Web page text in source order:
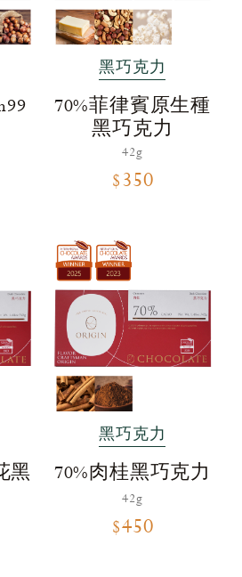
黑巧克力
70%菲律賓原生種
黑巧克力
42g
$350
黑
黑巧克力
70%肉桂黑巧克力
42g
$450